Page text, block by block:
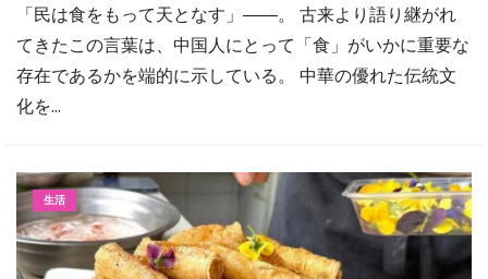
「民は食をもって天となす」――。 古来より語り継がれ
てきたこの言葉は、中国人にとって「食」がいかに重要な
存在であるかを端的に示している。 中華の優れた伝統文
化を…
生活